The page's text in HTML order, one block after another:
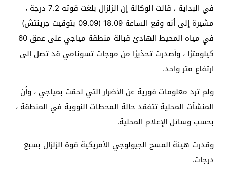
في البداية ، قالت الوكالة إن الزلزال بلغت قوته 7.2 درجة ،
مشيرة إلى أنه وقع الساعة 18.09 (09.09 بتوقيت جرينتش)
في مياه المحيط الهادئ قبالة منطقة مياجي على عمق 60
كيلومترًا ، وأصدرت تحذيرًا من موجات تسونامي قد تصل إلى
ارتفاع متر واحد.
ولم ترد معلومات فورية عن الأضرار التي لحقت بمياجي ، وأن
المنشآت المحلية تتفقد حالة المحطات النووية في المنطقة ،
بحسب وسائل الإعلام المحلية.
وقدرت هيئة المسح الجيولوجي الأمريكية قوة الزلزال بسبع
درجات.